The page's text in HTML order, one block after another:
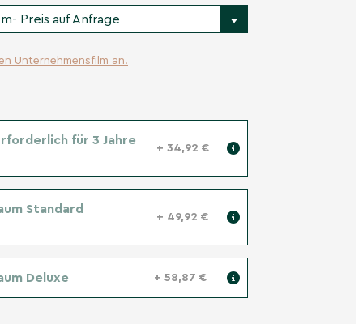
Preis auf Anfrage
Unternehmensfilm an.
für 3 Jahre
+ 34,92 €
Standard
+ 49,92 €
Deluxe + 58,87 €